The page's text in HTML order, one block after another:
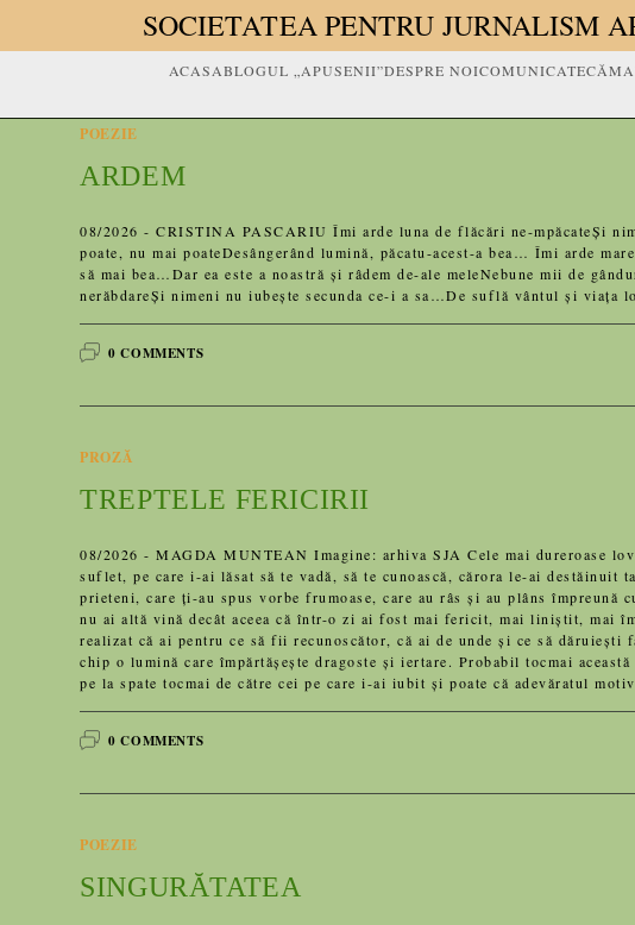
SOCIETATEA PENTRU JURNALISM
ACASABLOGUL „APUSENII”DESPRE NOICOMUNICATE
POEZIE
ARDEM
08/2026 - CRISTINA PASCARIU Îmi arde luna de flăcări ne-mpăcateȘi
poate, nu mai poateDesângerând lumină, păcatu-acest-a bea… Îmi arde
să mai bea…Dar ea este a noastră și râdem de-ale meleNebune mii de
nerăbdareȘi nimeni nu iubește secunda ce-i a sa…De suflă vântul și viața
0 COMMENTS
PROZĂ
TREPTELE FERICIRII
08/2026 - MAGDA MUNTEAN Imagine: arhiva SJA Cele mai dureroase
suflet, pe care i-ai lăsat să te vadă, să te cunoască, cărora le-ai destăinuit
prieteni, care ți-au spus vorbe frumoase, care au râs și au plâns împreună
nu ai altă vină decât aceea că într-o zi ai fost mai fericit, mai liniștit, mai
realizat că ai pentru ce să fii recunoscător, că ai de unde și ce să
chip o lumină care împărtășește dragoste și iertare. Probabil tocmai
pe la spate tocmai de către cei pe care i-ai iubit și poate că adevăratul
0 COMMENTS
POEZIE
SINGURĂTATEA